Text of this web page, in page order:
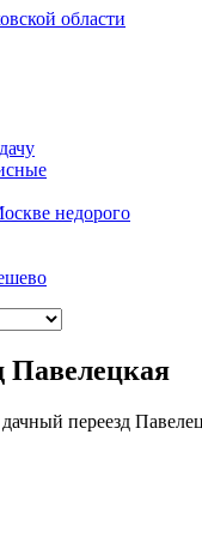
области
недорого
Павелецкая
дачный переезд